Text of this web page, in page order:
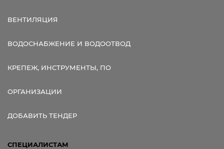
ВЕНТИЛЯЦИЯ
ВОДОСНАБЖЕНИЕ И ВОДООТВОД
КРЕПЕЖ, ИНСТРУМЕНТЫ, ПО
ОРГАНИЗАЦИИ
ДОБАВИТЬ ТЕНДЕР
СПЕЦИАЛИСТАМ